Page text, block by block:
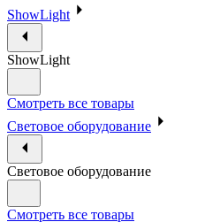
ShowLight
ShowLight
Смотреть все товары
Световое оборудование
Световое оборудование
Смотреть все товары